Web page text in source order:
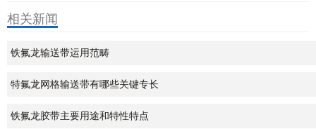
相关新闻
铁氟龙输送带运用范畴
特氟龙网格输送带有哪些关键专长
铁氟龙胶带主要用途和特性特点